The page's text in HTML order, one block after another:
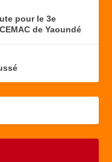
pour le 3e
de Yaoundé